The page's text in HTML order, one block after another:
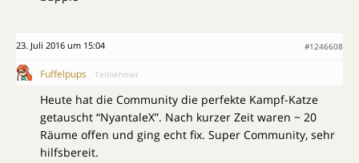
23. Juli 2016 um 15:04 #1246608
Fuffelpups Teilnehmer
Heute hat die Community die perfekte Kampf-Katze
getauscht “NyantaleX”. Nach kurzer Zeit waren ~ 20
Räume offen und ging echt fix. Super Community, sehr
hilfsbereit.